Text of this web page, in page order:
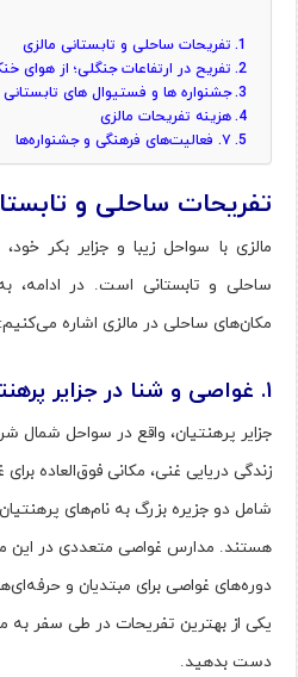
تفریحات ساحلی و تابستانی مالزی
تفریح در ارتفاعات جنگلی؛ از هوای
جشنواره ها و فستیوال های تابستانی
هزینه تفریحات مالزی
۷. فعالیت‌های فرهنگی و جشنواره‌ها
تفریحات ساحلی و
مالزی با سواحل زیبا و جزایر بکر
ساحلی و تابستانی است. در ادامه،
مکان‌های ساحلی در مالزی اشاره می‌کنیم:
۱. غواصی و شنا در جزایر
جزایر پرهنتیان، واقع در سواحل شمال
زندگی دریایی غنی، مکانی فوق‌العاده
شامل دو جزیره بزرگ به نام‌های
هستند. مدارس غواصی متعددی در این
دوره‌های غواصی برای مبتدیان و
یکی از بهترین تفریحات در طی سفر به
دست بدهید.